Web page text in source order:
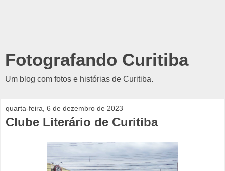
Fotografando Curitiba
Um blog com fotos e histórias de Curitiba.
quarta-feira, 6 de dezembro de 2023
Clube Literário de Curitiba